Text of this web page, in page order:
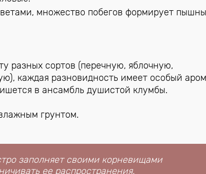
множество побегов формирует
разных сортов (перечную, яблочную,
каждая разновидность имеет особый
в ансамбль душистой клумбы.
грунтом.
заполняет своими корневищами
ее распространения.